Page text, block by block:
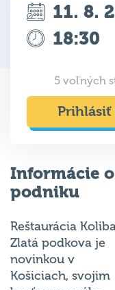
11. 8.
18:30
5 voľných
Prihlásiť
Informácie o
podniku
Reštaurácia
Zlatá podkova je
novinkou v
Košiciach, svojim